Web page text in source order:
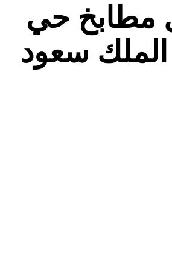
مطابخ حي
سعود